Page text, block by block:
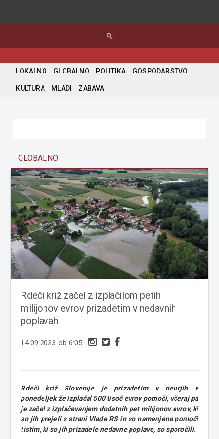
search
LOKALNO GLOBALNO POLITIKA GOSPODARSTVO
KULTURA MLADI ZABAVA
GLOBALNO
Rdeči križ začel z izplačilom petih
milijonov evrov prizadetim v nedavnih
poplavah
14.09.2023 ob 6:05
Rdeči križ Slovenije je prizadetim v neurjih v
ponedeljek že izplačal 500 tisoč evrov pomoči, včeraj pa
je začel z izplačevanjem dodatnih pet milijonov evrov, ki
so jih prejeli s strani Vlade RS in so namenjena pomoči
tistim, ki so jih prizadele nedavne poplave, so sporočili.